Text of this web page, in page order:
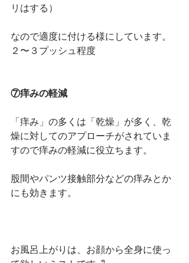
リはする）
なので適度に付ける様にしています。
２〜３プッシュ程度
⑦痒みの軽減
「痒み」の多くは「乾燥」が多く、乾
燥に対してのアプローチがされていま
すので痒みの軽減に役立ちます。
股間やパンツ接触部分などの痒みとか
にも効きます。
お風呂上がりは、お顔から全身に使っ